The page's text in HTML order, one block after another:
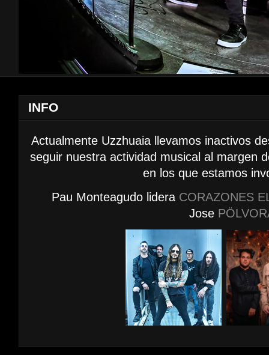
INFO
Actualmente Uzzhuaia llevamos inactivos
seguir nuestra actividad musical al margen
en los que estamos
Pau Monteagudo lidera CORAZONES
Jose